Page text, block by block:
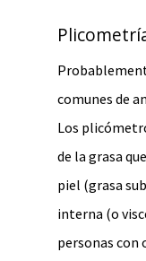
comunes de
Los
de la grasa
piel (grasa
interna (o
personas con